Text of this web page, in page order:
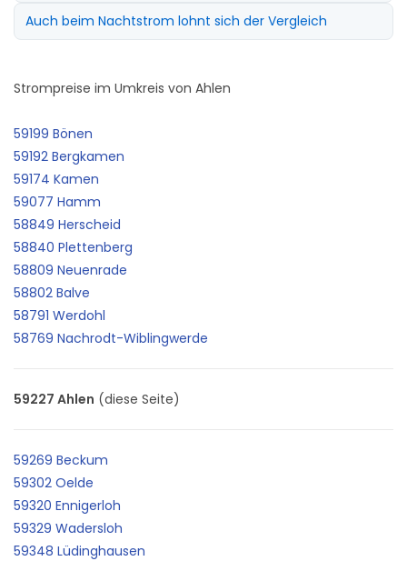
Auch beim Nachtstrom lohnt sich der Vergleich
Strompreise im Umkreis von Ahlen
59199 Bönen
59192 Bergkamen
59174 Kamen
59077 Hamm
58849 Herscheid
58840 Plettenberg
58809 Neuenrade
58802 Balve
58791 Werdohl
58769 Nachrodt-Wiblingwerde
59227 Ahlen (diese Seite)
59269 Beckum
59302 Oelde
59320 Ennigerloh
59329 Wadersloh
59348 Lüdinghausen